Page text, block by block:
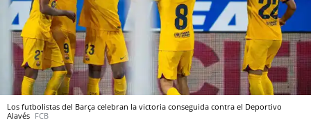
Los futbolistas del Barça celebran la victoria conseguida contra el Deportivo
Alavés FCB